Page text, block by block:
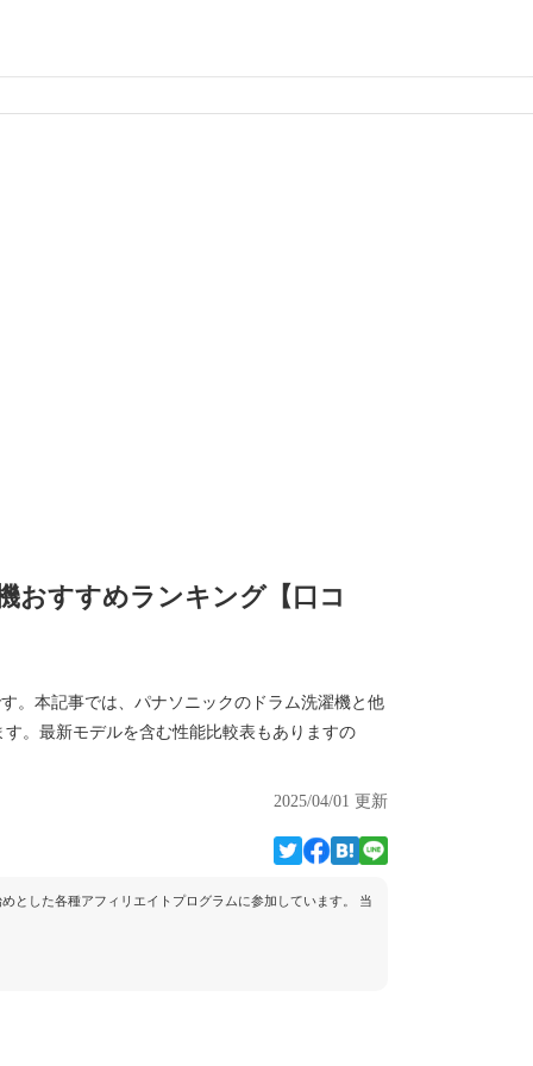
おすすめランキング【口コ
。本記事では、パナソニックのドラム洗濯機と他
。最新モデルを含む性能比較表もありますの
2025/04/01 更新
とした各種アフィリエイトプログラムに参加しています。 当